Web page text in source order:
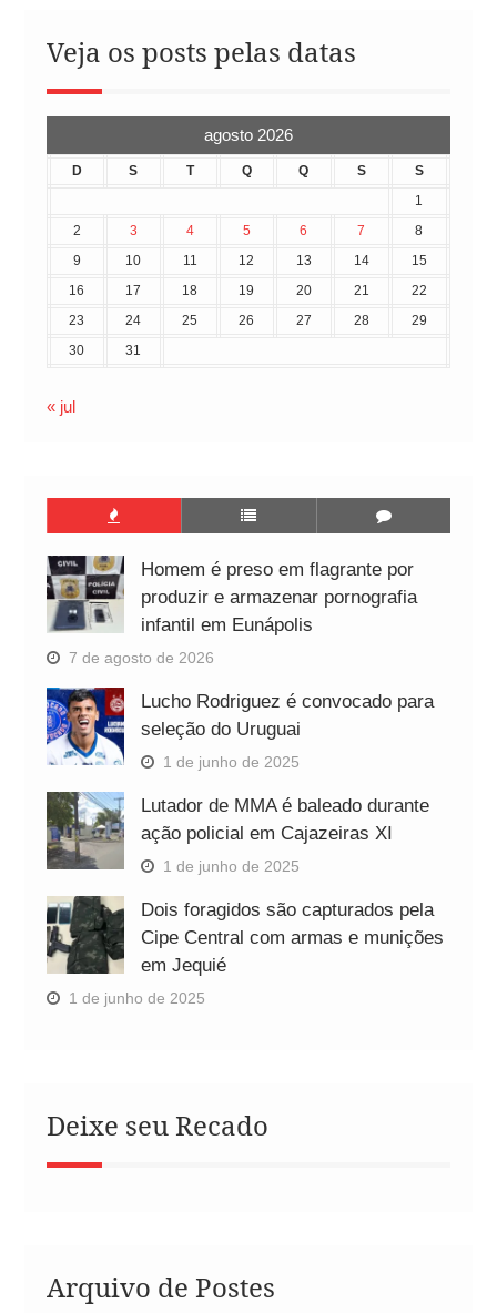
Veja os posts pelas datas
agosto 2026
D S T Q Q S
S
1
2
3 4 5 6 7
8
9
10 11 12 13 14
15
16
17 18 19 20 21
22
23
24 25 26 27 28
29
30
31
« jul
Homem é preso em flagrante por
produzir e armazenar pornografia
infantil em Eunápolis
7 de agosto de 2026
Lucho Rodriguez é convocado para
seleção do Uruguai
1 de junho de 2025
Lutador de MMA é baleado durante
ação policial em Cajazeiras XI
1 de junho de 2025
Dois foragidos são capturados pela
Cipe Central com armas e munições
em Jequié
1 de junho de 2025
Deixe seu Recado
Arquivo de Postes